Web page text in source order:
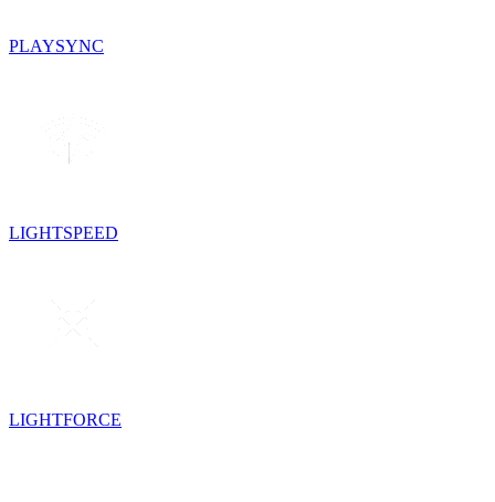
PLAYSYNC
LIGHTSPEED
LIGHTFORCE